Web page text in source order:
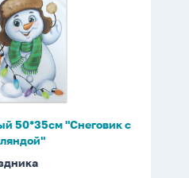
50*35см "Снеговик с